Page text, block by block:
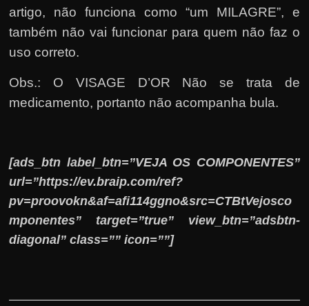
artigo, não funciona como “um MILAGRE”, e
também não vai funcionar para quem não faz o
uso correto.
Obs.: O VISAGE D’OR Não se trata de
medicamento, portanto não acompanha bula.
[ads_btn label_btn=”VEJA OS COMPONENTES”
url=”https://ev.braip.com/ref?
pv=proovokn&af=afi114ggno&src=CTBtVejosco
mponentes” target=”true” view_btn=”adsbtn-
diagonal” class=”” icon=””]